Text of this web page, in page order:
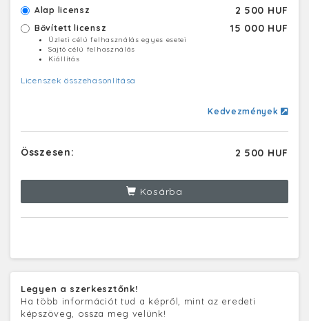
Alap licensz 2 500 HUF
Bővített licensz 15 000 HUF
Üzleti célú felhasználás egyes esetei
Sajtó célú felhasználás
Kiállítás
Licenszek összehasonlítása
Kedvezmények
Összesen: 2 500 HUF
Kosárba
Legyen a szerkesztőnk!
Ha több információt tud a képről, mint az eredeti
képszöveg, ossza meg velünk!